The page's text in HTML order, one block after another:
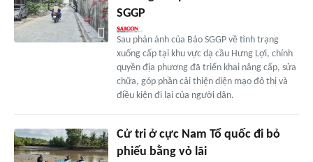
SGGP
Sau phản ánh của Báo SGGP về tình trạng
xuống cấp tại khu vực dạ cầu Hưng Lợi, chính
quyền địa phương đã triển khai nâng cấp, sửa
chữa, góp phần cải thiện diện mạo đô thị và
điều kiện đi lại của người dân.
Cử tri ở cực Nam Tổ quốc đi bỏ
phiếu bằng vỏ lãi